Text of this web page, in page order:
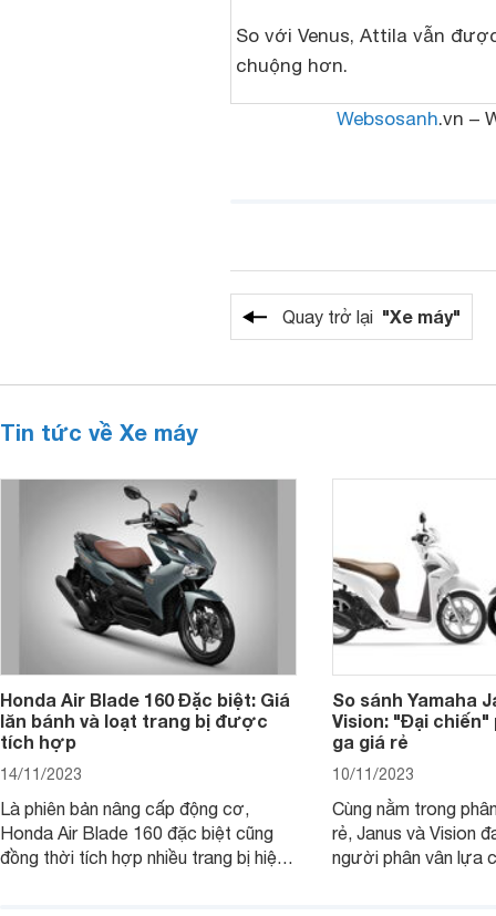
So với Venus, Attila vẫn
chuộng hơn.
Websosanh.vn –
Quay trở lại "Xe máy"
Tin tức về Xe máy
Honda Air Blade 160 Đặc biệt: Giá
lăn bánh và loạt trang bị được
tích hợp
14/11/2023
Là phiên bản nâng cấp động cơ,
Honda Air Blade 160 đặc biệt cũng
đồng thời tích hợp nhiều trang bị hiện
So sánh Yamaha
Vision: "Đại chiến"
ga giá rẻ
10/11/2023
Cùng nằm trong
rẻ, Janus và Vision
người phân vân lựa